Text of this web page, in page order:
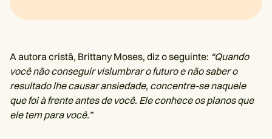
A autora cristã, Brittany Moses, diz o seguinte: “Quando
você não conseguir vislumbrar o futuro e não saber o
resultado lhe causar ansiedade, concentre-se naquele
que foi à frente antes de você. Ele conhece os planos que
ele tem para você.”